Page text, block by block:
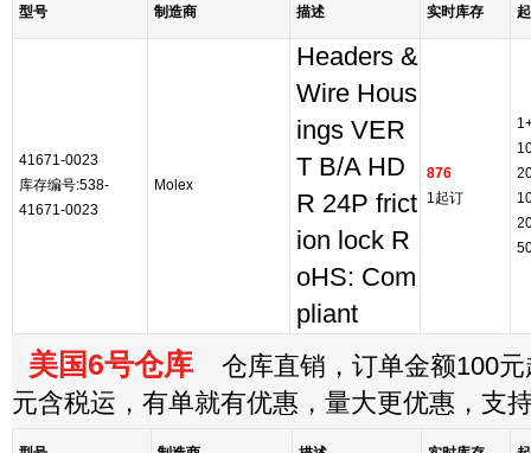
型号 制造商 描述 实时库存
41671-0023
库存编号:538-
41671-0023
Molex
Headers &
Wire Hous
ings VER
T B/A HD
R 24P frict
ion lock R
oHS: Com
pliant
876
1起订
美国6号仓库 仓库直销，订单金额100元
元含税运，有单就有优惠，量大更优惠，支